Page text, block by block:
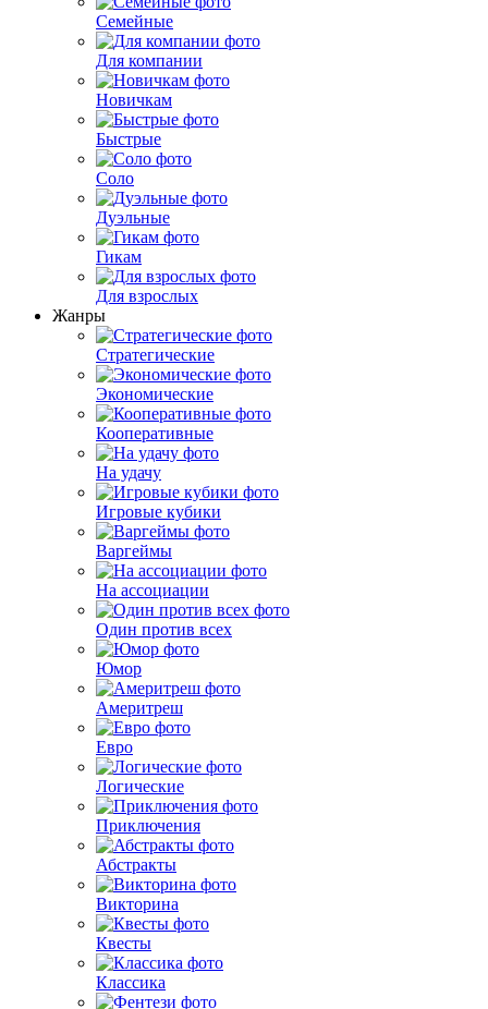
Семейные
Для компании
Новичкам
Быстрые
Соло
Дуэльные
Гикам
Для взрослых
Жанры
Стратегические
Экономические
Кооперативные
На удачу
Игровые кубики
Варгеймы
На ассоциации
Один против всех
Юмор
Америтреш
Евро
Логические
Приключения
Абстракты
Викторина
Квесты
Классика